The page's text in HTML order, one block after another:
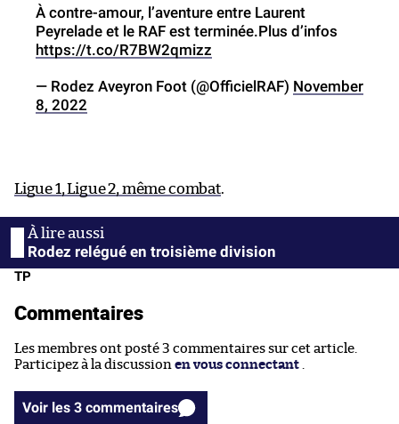
À contre-amour, l’aventure entre Laurent
Peyrelade et le RAF est terminée.Plus d’infos
https://t.co/R7BW2qmizz
— Rodez Aveyron Foot (@OfficielRAF) November
8, 2022
Ligue 1, Ligue 2, même combat.
Rodez relégué en troisième division
TP
Commentaires
Les membres ont posté 3 commentaires sur cet article.
Participez à la discussion en vous connectant
Voir les 3 commentaires